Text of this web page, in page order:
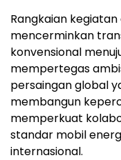
Rangkaian kegiatan
mencerminkan
konvensional
mempertegas
persaingan global
membangun
memperkuat
standar mobil
internasional.